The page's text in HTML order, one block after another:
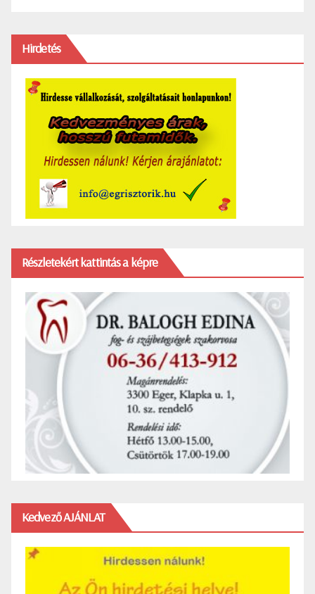
Hirdetés
Részletekért kattintás a képre
Kedvező AJÁNLAT